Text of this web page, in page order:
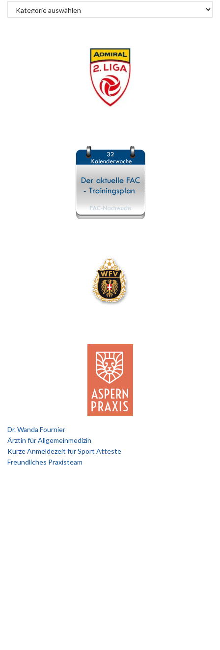
Kategorien
Dr. Wanda Fournier
Ärztin für Allgemeinmedizin
Kurze Anmeldezeit für Sport Atteste
Freundliches Praxisteam